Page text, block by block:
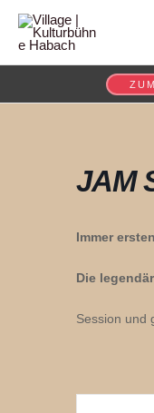
Zum
JAM
Immer
Die
Session und